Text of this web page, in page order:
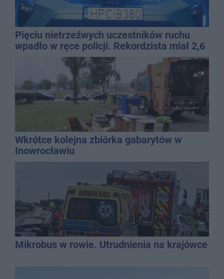
Pięciu nietrzeźwych uczestników ruchu
wpadło w ręce policji. Rekordzista miał 2,6
Wkrótce kolejna zbiórka gabarytów w
Inowrocławiu
Mikrobus w rowie. Utrudnienia na krajówce